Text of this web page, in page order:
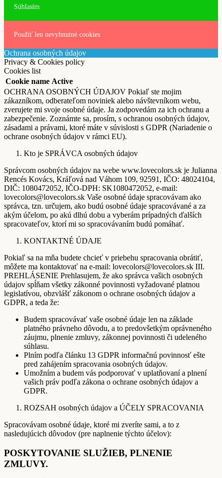
Súhlasím
Použiť len nevyhnutné cookies
Ochrana osobných údajov
Privacy & Cookies policy
Cookies list
Cookie name Active
OCHRANA OSOBNÝCH ÚDAJOV Pokiaľ ste mojim
zákazníkom, odberateľom noviniek alebo návštevníkom webu,
zverujete mi svoje osobné údaje. Ja zodpovedám za ich ochranu a
zabezpečenie. Zoznámte sa, prosím, s ochranou osobných údajov,
zásadami a právami, ktoré máte v súvislosti s GDPR (Nariadenie o
ochrane osobných údajov v rámci EU).
Kto je SPRÁVCA osobných údajov
Správcom osobných údajov na webe www.lovecolors.sk je Julianna
Rencés Kovács, Kráľová nad Váhom 109, 92591, IČO: 48024104,
DIČ: 1080472052, IČO-DPH: SK1080472052, e-mail:
lovecolors@lovecolors.sk Vaše osobné údaje spracovávam ako
správca, tzn. určujem, ako budú osobné údaje spracovávané a za
akým účelom, po akú dlhú dobu a vyberám prípadných ďalších
spracovateľov, ktorí mi so spracovávaním budú pomáhať.
KONTAKTNÉ ÚDAJE
Pokiaľ sa na mňa budete chcieť v priebehu spracovania obrátiť,
môžete ma kontaktovať na e-mail: lovecolors@lovecolors.sk III.
PREHLÁSENIE Prehlasujem, že ako správca vašich osobných
údajov spĺňam všetky zákonné povinnosti vyžadované platnou
legislatívou, obzvlášť zákonom o ochrane osobných údajov a
GDPR, a teda že:
Budem spracovávať vaše osobné údaje len na základe
platného právneho dôvodu, a to predovšetkým oprávneného
záujmu, plnenie zmluvy, zákonnej povinnosti či udeleného
súhlasu.
Plním podľa článku 13 GDPR informačnú povinnosť ešte
pred zahájením spracovania osobných údajov.
Umožním a budem vás podporovať v uplatňovaní a plnení
vašich práv podľa zákona o ochrane osobných údajov a
GDPR.
ROZSAH osobných údajov a ÚČELY SPRACOVANIA
Spracovávam osobné údaje, ktoré mi zveríte sami, a to z
nasledujúcich dôvodov (pre naplnenie týchto účelov):
POSKYTOVANIE SLUŽIEB, PLNENIE
ZMLUVY.